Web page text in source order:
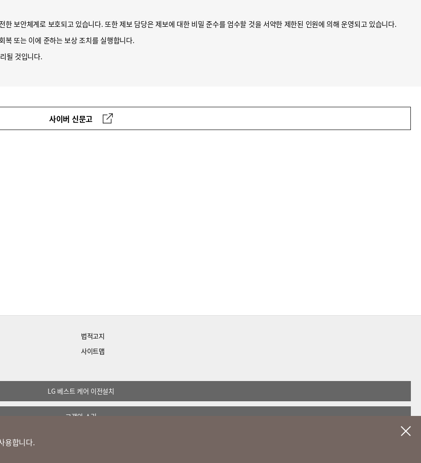
보안체계로 보호되고 있습니다. 또한 제보 담당은 제보에 대한 비밀 준수를 엄수할 것을 서약한 제한된 인원에 의해 운영되고 있습니다.
복 또는 이에 준하는 보상 조치를 실행합니다.
될 것입니다.
사이버 신문고
법적고지
사이트맵
LG 베스트 케어 이전설치
고객의 소리
용합니다.